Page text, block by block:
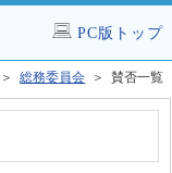
PC版トップ
＞総務委員会 ＞ 賛否一覧